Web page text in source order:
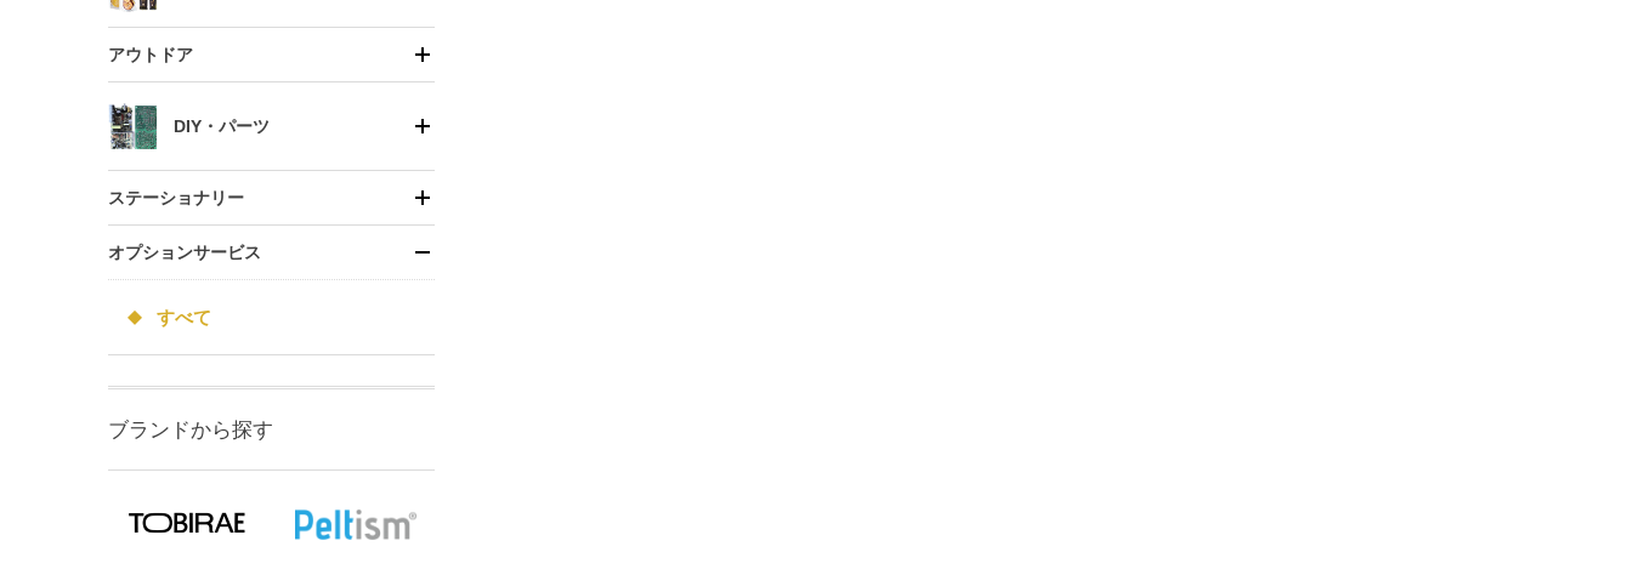
アウトドア
DIY・パーツ
ステーショナリー
オプションサービス
すべて
ブランドから探す